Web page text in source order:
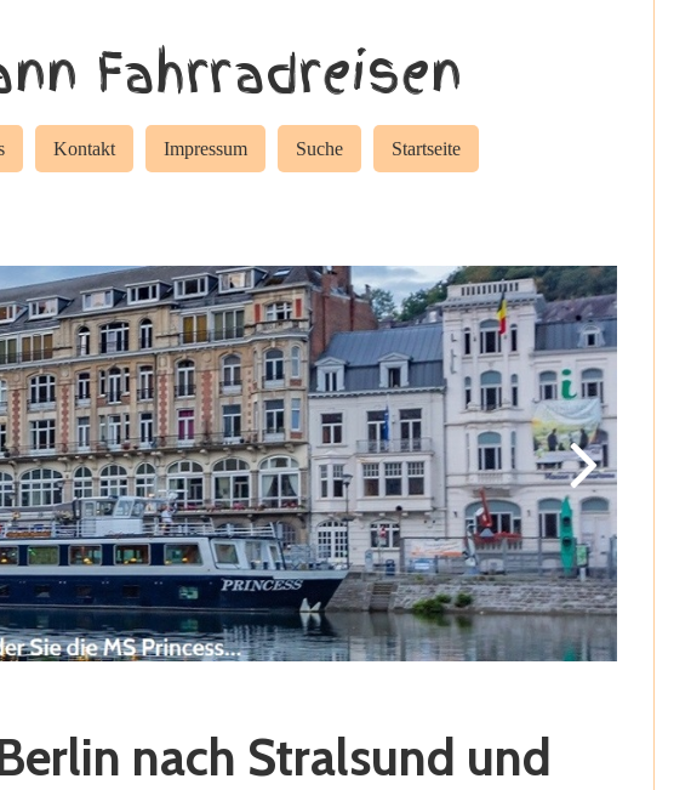
Fahrradreisen
Kontakt Impressum Suche Startseite
nach Stralsund und